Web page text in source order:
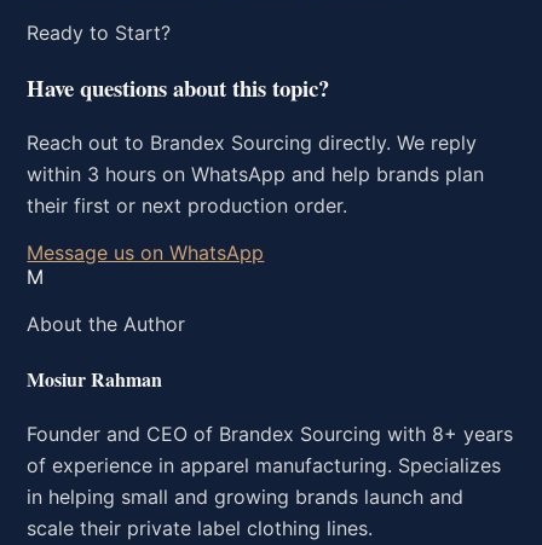
Ready to Start?
Have questions about this topic?
Reach out to Brandex Sourcing directly. We reply
within 3 hours on WhatsApp and help brands plan
their first or next production order.
Message us on WhatsApp
M
About the Author
Mosiur Rahman
Founder and CEO of Brandex Sourcing with 8+ years
of experience in apparel manufacturing. Specializes
in helping small and growing brands launch and
scale their private label clothing lines.